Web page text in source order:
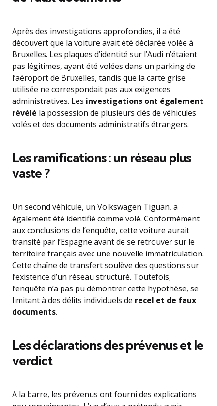
Après des investigations approfondies, il a été
découvert que la voiture avait été déclarée volée à
Bruxelles. Les plaques d’identité sur l’Audi n’étaient
pas légitimes, ayant été volées dans un parking de
l’aéroport de Bruxelles, tandis que la carte grise
utilisée ne correspondait pas aux exigences
administratives. Les investigations ont également
révélé la possession de plusieurs clés de véhicules
volés et des documents administratifs étrangers.
Les ramifications : un réseau plus
vaste ?
Un second véhicule, un Volkswagen Tiguan, a
également été identifié comme volé. Conformément
aux conclusions de l’enquête, cette voiture aurait
transité par l’Espagne avant de se retrouver sur le
territoire français avec une nouvelle immatriculation.
Cette chaîne de transfert soulève des questions sur
l’existence d’un réseau structuré. Toutefois,
l’enquête n’a pas pu démontrer cette hypothèse, se
limitant à des délits individuels de recel et de faux
documents.
Les déclarations des prévenus et le
verdict
A la barre, les prévenus ont fourni des explications